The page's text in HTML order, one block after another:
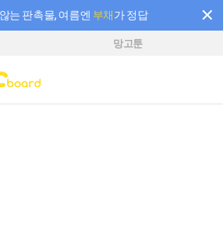
는 판촉물, 여름엔 부채가 정답
없이 작업하세요! 새로워진 AI 부스터 요금제
망고툰